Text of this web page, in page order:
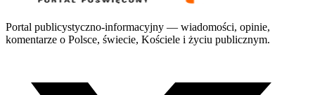
Portal publicystyczno-informacyjny — wiadomości, opinie,
komentarze o Polsce, świecie, Kościele i życiu publicznym.